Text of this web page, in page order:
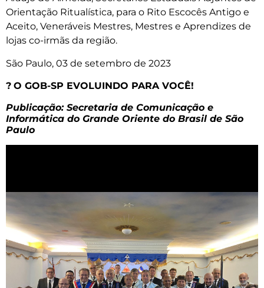
Orientação Ritualística, para o Rito Escocês Antigo e
Aceito, Veneráveis Mestres, Mestres e Aprendizes de
lojas co-irmãs da região.
São Paulo, 03 de setembro de 2023
? O GOB-SP EVOLUINDO PARA VOCÊ!
Publicação: Secretaria de Comunicação e
Informática do Grande Oriente do Brasil de São
Paulo